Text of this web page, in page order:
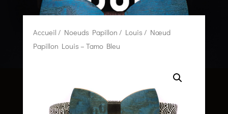
Accueil / Noeuds Papillon / Louis / Nœud
Papillon Louis – Tamo Bleu